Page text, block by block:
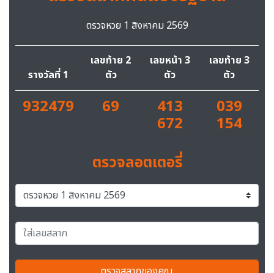
ตรวจหวย 1 สิงหาคม 2569
รางวัลที่ 1
เลขท้าย 2
ตัว
เลขหน้า 3
ตัว
เลขท้าย 3
ตัว
932479 69 413
672
039
154
ตรวจลอตเตอรี่